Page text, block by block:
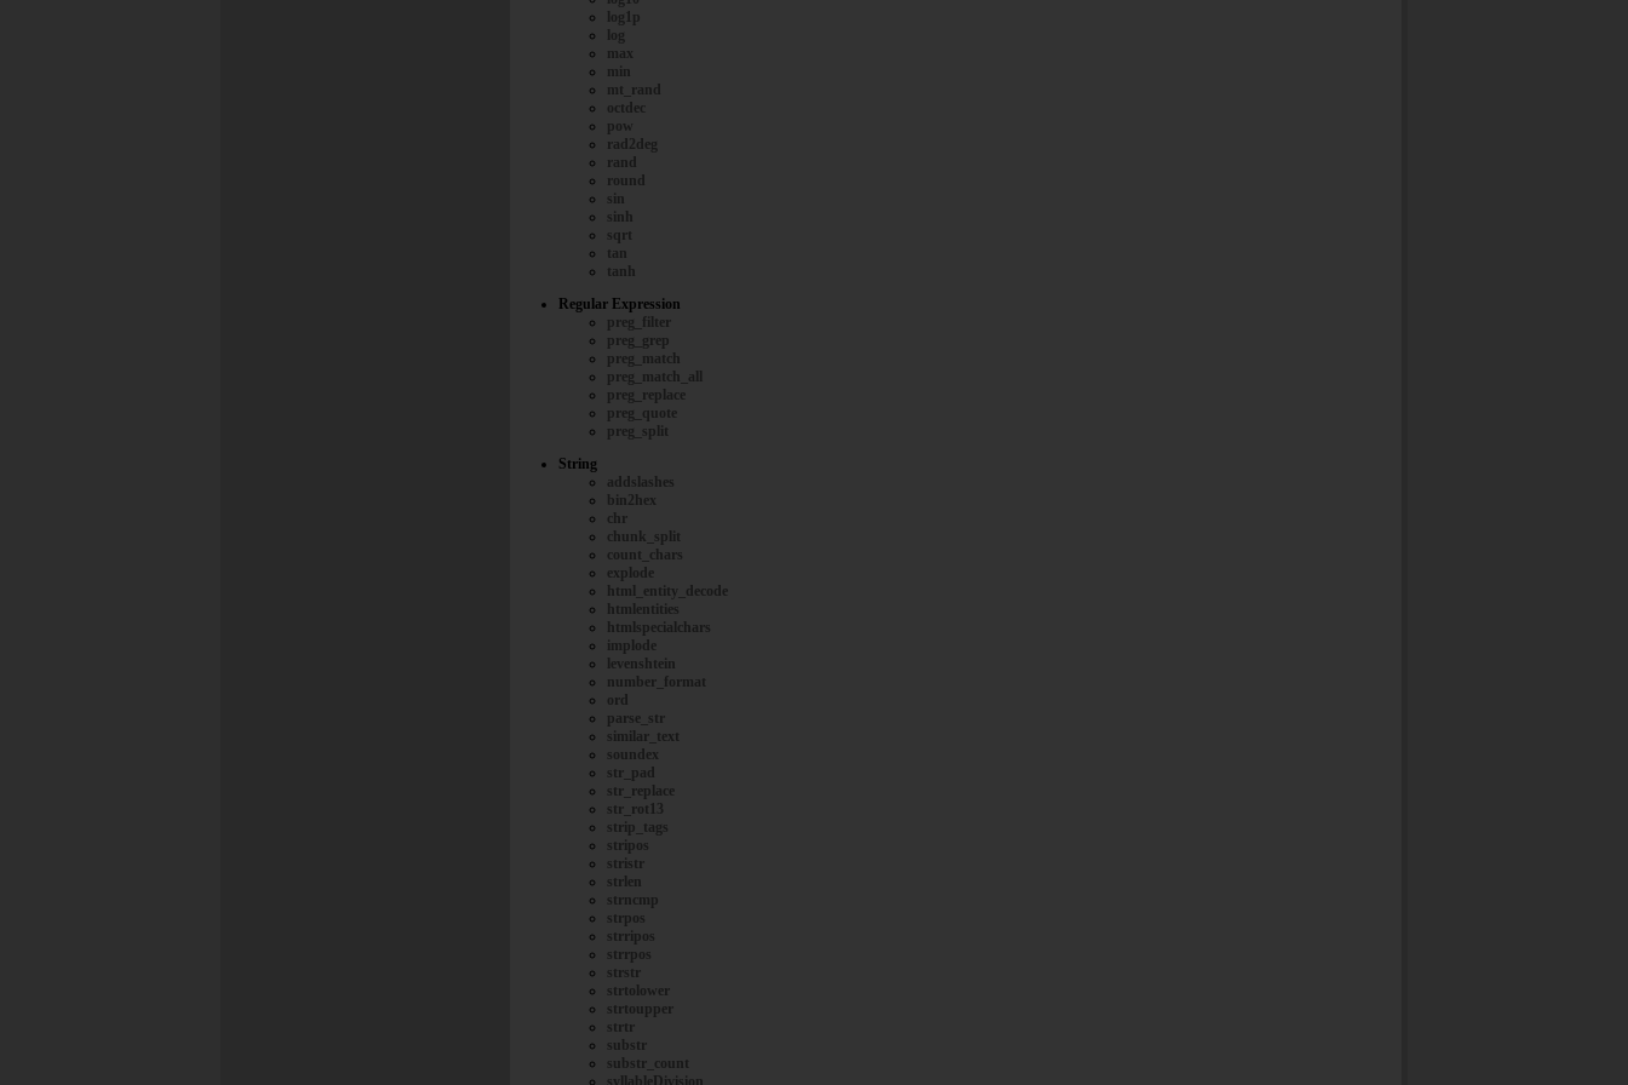
log1p
log
max
min
mt_rand
octdec
pow
rad2deg
rand
round
sin
sinh
sqrt
tan
tanh
Regular Expression
preg_filter
preg_grep
preg_match
preg_match_all
preg_replace
preg_quote
preg_split
String
addslashes
bin2hex
chr
chunk_split
count_chars
explode
html_entity_decode
htmlentities
htmlspecialchars
implode
levenshtein
number_format
ord
parse_str
similar_text
soundex
str_pad
str_replace
str_rot13
strip_tags
stripos
stristr
strlen
strncmp
strpos
strripos
strrpos
strstr
strtolower
strtoupper
strtr
substr
substr_count
syllableDivision